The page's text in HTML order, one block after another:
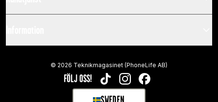
FÖLJ OSS! TIKTOKINSTAGRAMFACEBOOK
© 2026 Teknikmagasinet (PhoneLife AB)